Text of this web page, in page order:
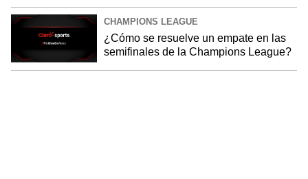
CHAMPIONS LEAGUE
¿Cómo se resuelve un empate en las
semifinales de la Champions League?